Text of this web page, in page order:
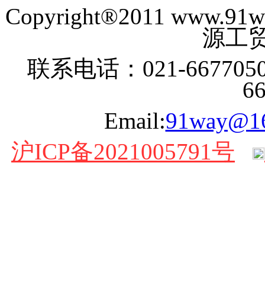
Copyright®2011
源工
联系电话：021-
Email:
沪ICP备2021005791号